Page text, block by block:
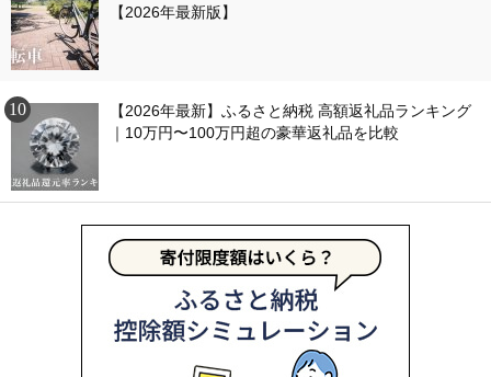
【2026年最新版】
【2026年最新】ふるさと納税 高額返礼品ランキング
｜10万円〜100万円超の豪華返礼品を比較